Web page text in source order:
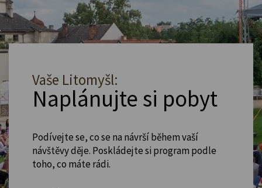
Vaše Litomyšl:
Naplánujte si pobyt
Podívejte se, co se na návrší během vaší
návštěvy děje. Poskládejte si program podle
toho, co máte rádi.